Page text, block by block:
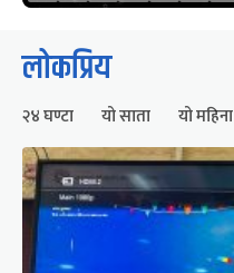
लोकप्रिय
२४ घण्टा यो साता यो महिना